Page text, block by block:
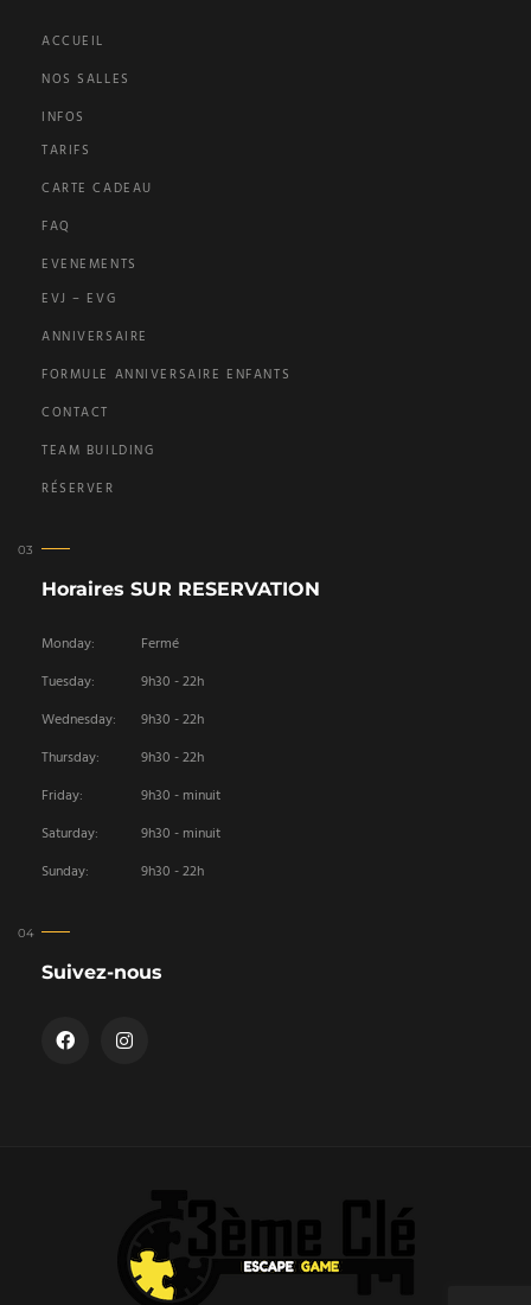
ACCUEIL
NOS SALLES
INFOS
TARIFS
CARTE CADEAU
FAQ
EVENEMENTS
EVJ – EVG
ANNIVERSAIRE
FORMULE ANNIVERSAIRE ENFANTS
CONTACT
TEAM BUILDING
RÉSERVER
Horaires SUR RESERVATION
Monday:
Fermé
Tuesday:
9h30 - 22h
Wednesday:
9h30 - 22h
Thursday:
9h30 - 22h
Friday:
9h30 - minuit
Saturday:
9h30 - minuit
Sunday:
9h30 - 22h
Suivez-nous